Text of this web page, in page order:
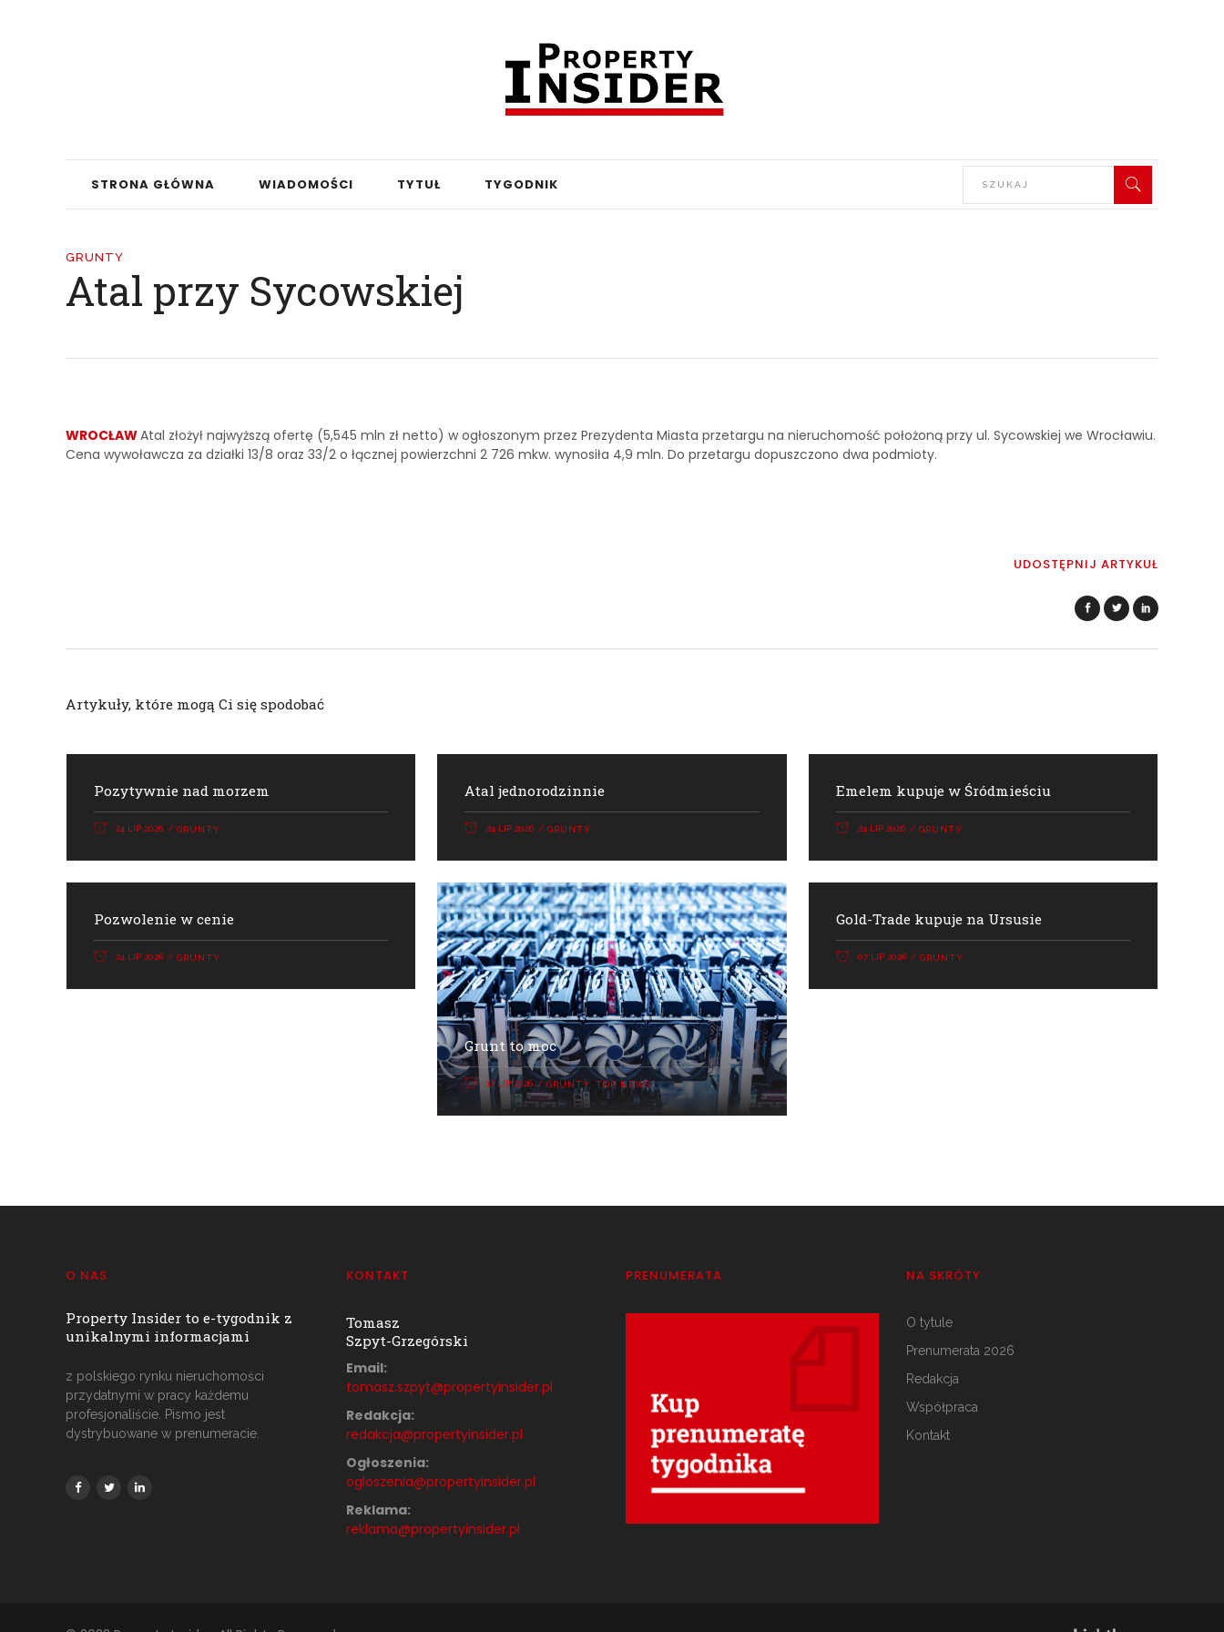
STRONA GŁÓWNA WIADOMOŚCI TYTUŁ TYGODNIK
GRUNTY
Atal przy Sycowskiej
WROCŁAWAtal złożył najwyższą ofertę (5,545 mln zł netto) w ogłoszonym przez Prezydenta Miasta przetargu na nieruchomość położoną przy ul. Sycowskiej we Wrocławiu.
Cena wywoławcza za działki 13/8 oraz 33/2 o łącznej powierzchni 2 726 mkw. wynosiła 4,9 mln. Do przetargu dopuszczono dwa podmioty.
UDOSTĘPNIJ ARTYKUŁ
Artykuły, które mogą Ci się spodobać
Pozytywnie nad morzem
24 LIP 2026 GRUNTY
Atal jednorodzinnie
24 LIP 2026 GRUNTY
Emelem kupuje w Śródmieściu
24 LIP 2026 GRUNTY
Pozwolenie w cenie
24 LIP 2026 GRUNTY
Grunt to moc
17 LIP 2026 GRUNTY ,TOP NEWS
Gold-Trade kupuje na Ursusie
07 LIP 2026 GRUNTY
O NAS
Property Insider to e-tygodnik z
unikalnymi informacjami
z polskiego rynku nieruchomości
przydatnymi w pracy każdemu
profesjonaliście. Pismo jest
dystrybuowane w prenumeracie.
KONTAKT
Tomasz
Szpyt-Grzegórski
Email:
tomasz.szpyt@propertyinsider.pl
Redakcja:
redakcja@propertyinsider.pl
Ogłoszenia:
ogloszenia@propertyinsider.pl
Reklama:
reklama@propertyinsider.pl
PRENUMERATA NA SKRÓTY
O tytule
Prenumerata 2026
Redakcja
Współpraca
Kontakt